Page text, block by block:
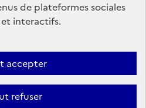
: partiellement conforme
données
Plan du site
de plateformes sociales
interactifs.
accepter
refuser